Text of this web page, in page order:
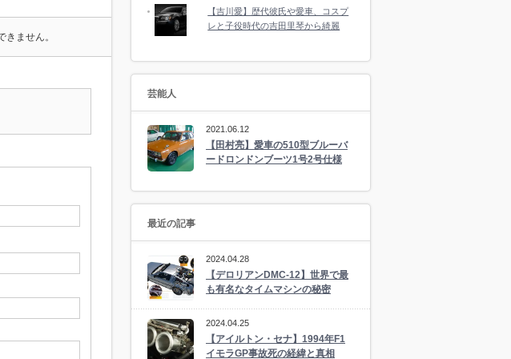
きません。
【吉川愛】歴代彼氏や愛車、コスプ
レと子役時代の吉田里琴から綺麗
芸能人
2021.06.12
【田村亮】愛車の510型ブルーバ
ードロンドンブーツ1号2号仕様
最近の記事
2024.04.28
【デロリアンDMC-12】世界で最
も有名なタイムマシンの秘密
2024.04.25
【アイルトン・セナ】1994年F1
イモラGP事故死の経緯と真相